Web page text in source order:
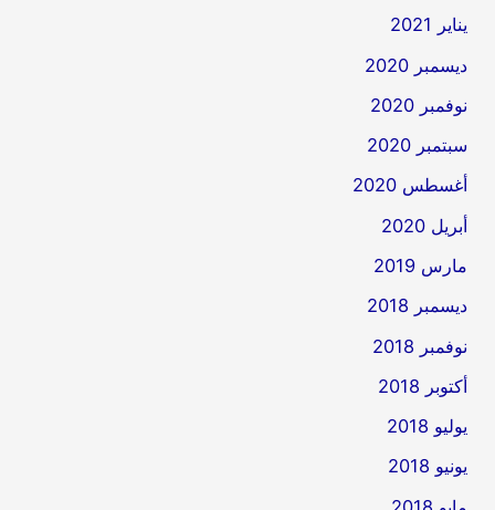
يناير 2021
ديسمبر 2020
نوفمبر 2020
سبتمبر 2020
أغسطس 2020
أبريل 2020
مارس 2019
ديسمبر 2018
نوفمبر 2018
أكتوبر 2018
يوليو 2018
يونيو 2018